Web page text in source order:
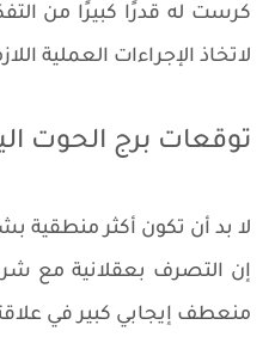
كرست له قدرًا كبيرًا من
لاتخاذ الإجراءات العملية
توقعات برج الحوت
لا بد أن تكون أكثر منطقية
إن التصرف بعقلانية مع
منعطف إيجابي كبير في